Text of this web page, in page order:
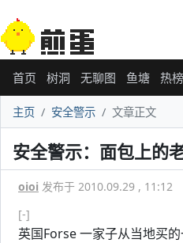
首页 树洞 无聊图 鱼塘 热榜
主页 安全警示 文章正文
安全警示：面包上的
oioi 发布于 2010.09.29 , 11:12
[-]
英国Forse 一家子从当地买